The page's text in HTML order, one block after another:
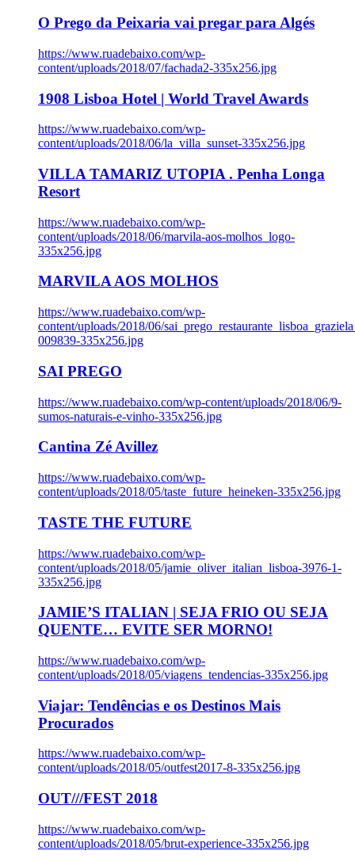
O Prego da Peixaria vai pregar para Algés
https://www.ruadebaixo.com/wp-
content/uploads/2018/07/fachada2-335x256.jpg
1908 Lisboa Hotel | World Travel Awards
https://www.ruadebaixo.com/wp-
content/uploads/2018/06/la_villa_sunset-335x256.jpg
VILLA TAMARIZ UTOPIA . Penha Longa
Resort
https://www.ruadebaixo.com/wp-
content/uploads/2018/06/marvila-aos-molhos_logo-
335x256.jpg
MARVILA AOS MOLHOS
https://www.ruadebaixo.com/wp-
content/uploads/2018/06/
009839-335x256.jpg
SAI PREGO
https://www.ruadebaixo.com/wp-content/uploads/2018/06/9-
sumos-naturais-e-vinho-335x256.jpg
Cantina Zé Avillez
https://www.ruadebaixo.com/wp-
content/uploads/2018/05/taste_future_heineken-335x256.jpg
TASTE THE FUTURE
https://www.ruadebaixo.com/wp-
content/uploads/2018/05/jamie_oliver_italian_lisboa-3976-1-
335x256.jpg
JAMIE’S ITALIAN | SEJA FRIO OU SEJA
QUENTE… EVITE SER MORNO!
https://www.ruadebaixo.com/wp-
content/uploads/2018/05/viagens_tendencias-335x256.jpg
Viajar: Tendências e os Destinos Mais
Procurados
https://www.ruadebaixo.com/wp-
content/uploads/2018/05/outfest2017-8-335x256.jpg
OUT///FEST 2018
https://www.ruadebaixo.com/wp-
content/uploads/2018/05/brut-experience-335x256.jpg